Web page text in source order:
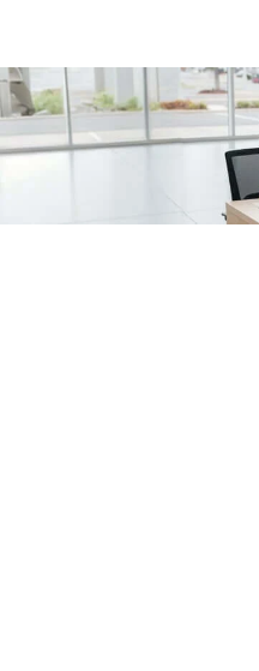
/fragments/plp-details